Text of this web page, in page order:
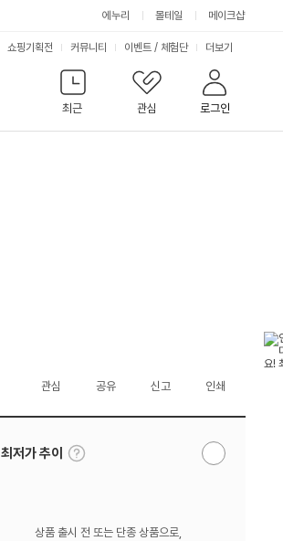
에누리 몰테일 메이크샵
최근
관심 로그인
쇼핑기획전 커뮤니티 이벤트 / 체험단 서
비
스
더보기
관심 공유 신고 인쇄
최저가 추이
툴
팁
알
상품 출시 전 또는 단종 상품으로,